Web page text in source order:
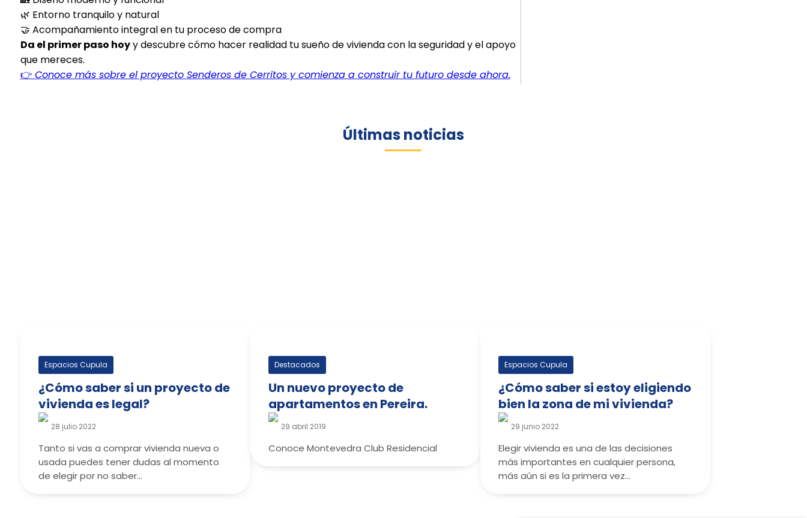
🌿 Entorno tranquilo y natural
🤝 Acompañamiento integral en tu proceso de compra
Da el primer paso hoyy descubre cómo hacer realidad tu sueño de vivienda con la seguridad y el apoyo
que mereces.
👉 Conoce más sobre el proyecto Senderos de Cerritos y comienza a construir tu futuro desde ahora.
Últimas noticias
Espacios Cupula
¿Cómo saber si un proyecto de
vivienda es legal?
28 julio 2022
Tanto si vas a comprar vivienda nueva o
usada puedes tener dudas al momento
de elegir por no saber…
Destacados
Un nuevo proyecto de
apartamentos en Pereira.
29 abril 2019
Conoce Montevedra Club Residencial
Espacios Cupula
¿Cómo saber si estoy eligiendo
bien la zona de mi vivienda?
29 junio 2022
Elegir vivienda es una de las decisiones
más importantes en cualquier persona,
más aún si es la primera vez…